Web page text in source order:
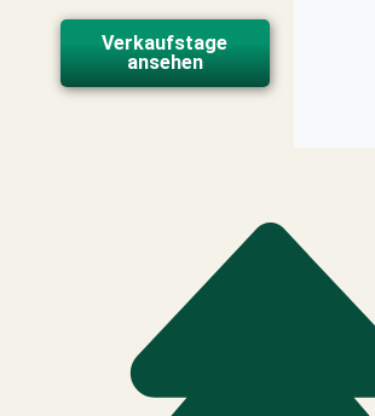
Verkaufstage
ansehen